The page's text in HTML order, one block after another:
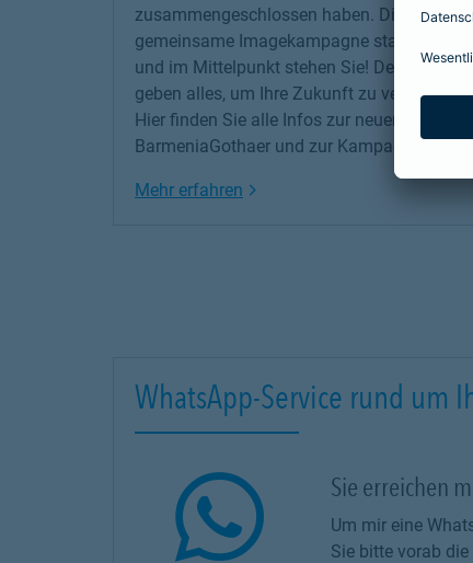
zusammengeschlossen haben. Die erste
gemeinsame Imagekampagne startet jetzt –
und im Mittelpunkt stehen Sie! Denn wir
geben alles, um Ihre Zukunft zu versichern!
Hier finden Sie alle Infos zur neuen
BarmeniaGothaer und zur Kampagne.
Mehr erfahren Link Opens in New Tab
WhatsApp-Service rund um
Sie erreichen
Um mir eine
Sie bitte vorab